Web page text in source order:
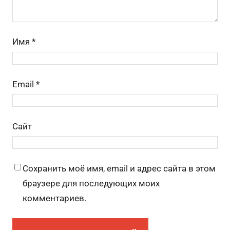
Имя *
Email *
Сайт
Сохранить моё имя, email и адрес сайта в этом
браузере для последующих моих
комментариев.